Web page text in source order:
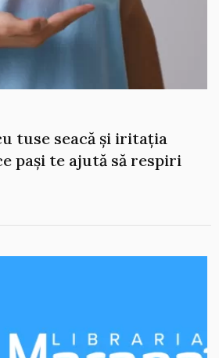
tuse seacă și iritația
pași te ajută să respiri